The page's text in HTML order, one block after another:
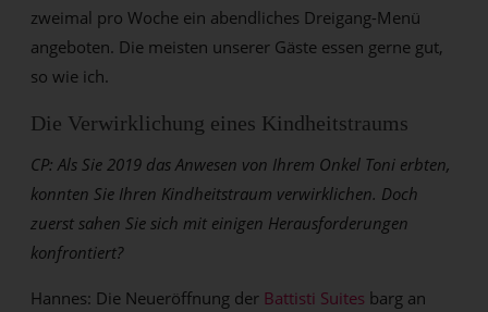
zweimal pro Woche ein abendliches Dreigang-Menü
angeboten. Die meisten unserer Gäste essen gerne gut,
so wie ich.
Die Verwirklichung eines Kindheitstraums
CP: Als Sie 2019 das Anwesen von Ihrem Onkel Toni erbten,
konnten Sie Ihren Kindheitstraum verwirklichen. Doch
zuerst sahen Sie sich mit einigen Herausforderungen
konfrontiert?
Hannes: Die Neueröffnung der Battisti Suites barg an